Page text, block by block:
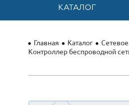
КАТАЛОГ
Главная Каталог
Контроллер беспроводной